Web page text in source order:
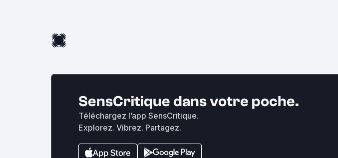
SensCritique dans votre poche.
Téléchargez l’app SensCritique.
Explorez. Vibrez. Partagez.